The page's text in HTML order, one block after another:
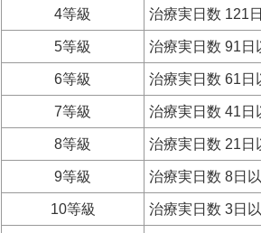
4等級 治療実日数 121
5等級 治療実日数 91日
6等級 治療実日数 61日
7等級 治療実日数 41日
8等級 治療実日数 21日
9等級 治療実日数 8日
10等級 治療実日数 3日